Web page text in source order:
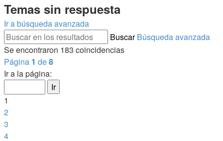
Temas sin respuesta
Ir a búsqueda avanzada
Buscar Búsqueda avanzada
Se encontraron 183 coincidencias
Página 1 de8
Ir a la página:
1
2
3
4